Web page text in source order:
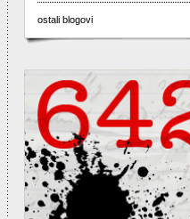
ostali blogovi